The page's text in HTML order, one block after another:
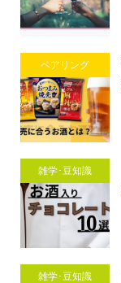
ペアリング
雑学･豆知識
雑学･豆知識